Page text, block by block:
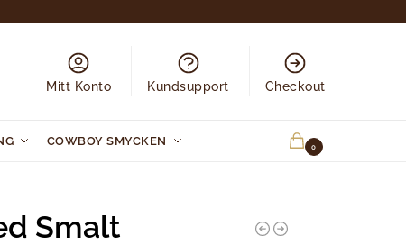
Mitt Konto Kundsupport Checkout
COWBOY SMYCKEN 0
Smalt